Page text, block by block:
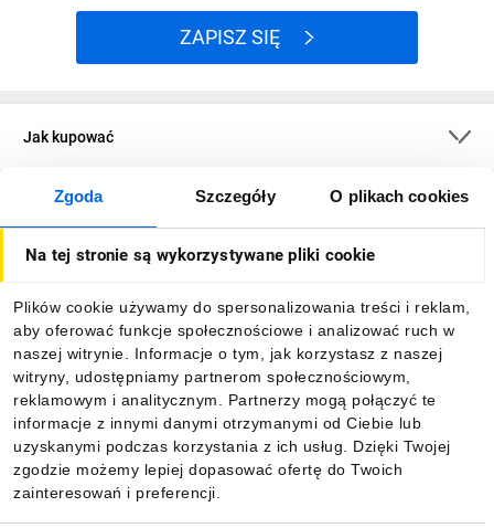
Zgoda Szczegóły O plikach cookies
Na tej stronie są wykorzystywane pliki cookie
Plików cookie używamy do spersonalizowania treści i reklam,
aby oferować funkcje społecznościowe i analizować ruch w
naszej witrynie. Informacje o tym, jak korzystasz z naszej
witryny, udostępniamy partnerom społecznościowym,
reklamowym i analitycznym. Partnerzy mogą połączyć te
informacje z innymi danymi otrzymanymi od Ciebie lub
uzyskanymi podczas korzystania z ich usług. Dzięki Twojej
zgodzie możemy lepiej dopasować ofertę do Twoich
zainteresowań i preferencji.
ZAPISZ SIĘ
Jak kupować
O firmie
Informacje
Pobierz naszą aplikację mobilną: